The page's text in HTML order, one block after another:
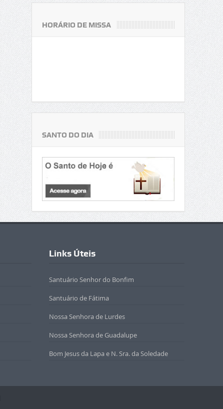
HORÁRIO DE MISSA
SANTO DO DIA
Links Úteis
Santuário Senhor do Bonfim
Santuário de Fátima
Nossa Senhora de Lurdes
Nossa Senhora de Guadalupe
Bom Jesus da Lapa e N. Sra. da Soledade